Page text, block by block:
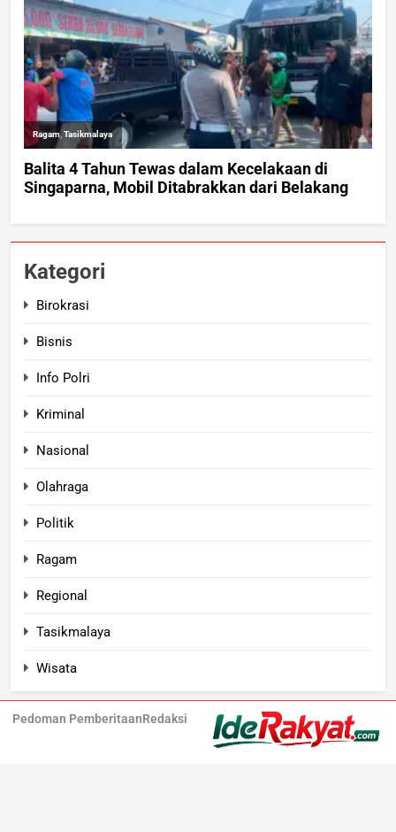
Kategori
Birokrasi
Bisnis
Info Polri
Kriminal
Nasional
Olahraga
Politik
Ragam
Regional
Tasikmalaya
Wisata
Pedoman PemberitaanRedaksi